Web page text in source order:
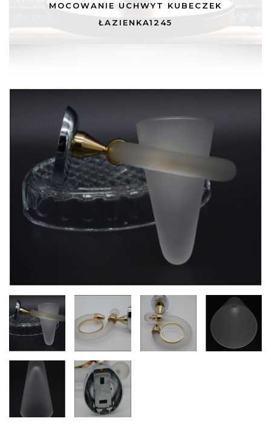
MOCOWANIE UCHWYT KUBECZEK
ŁAZIENKA1245